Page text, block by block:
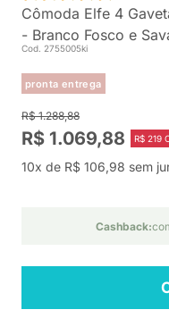
Cômoda Elfe 4
- Branco Fosco e
Cod. 2755005ki
pronta entrega
R$ 1.288,88
R$ 1.069,88 R$ 219
10x de R$ 106,98 sem
Cashback: